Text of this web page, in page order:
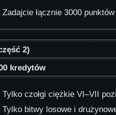
Zadajcie łącznie 3000
2)
kredytów
Tylko czołgi ciężkie VI–VII
Tylko bitwy losowe i